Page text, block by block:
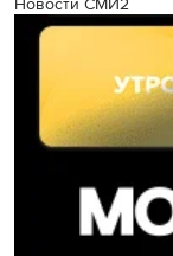
Новости СМИ2